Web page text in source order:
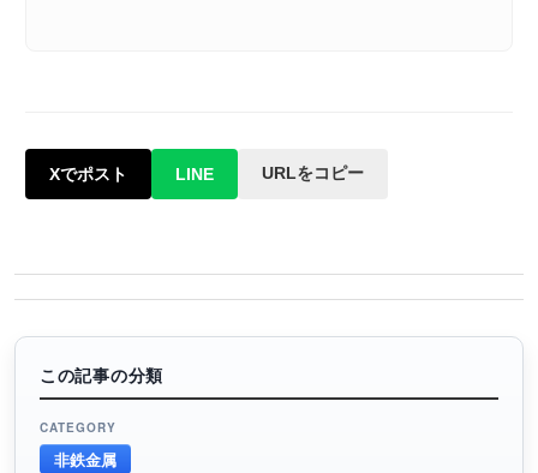
Xでポスト LINE URLをコピー
この記事の分類
CATEGORY
非鉄金属